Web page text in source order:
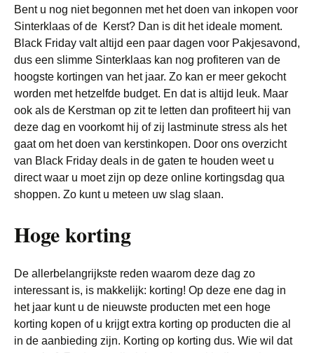
Bent u nog niet begonnen met het doen van inkopen voor
Sinterklaas of de Kerst? Dan is dit het ideale moment.
Black Friday valt altijd een paar dagen voor Pakjesavond,
dus een slimme Sinterklaas kan nog profiteren van de
hoogste kortingen van het jaar. Zo kan er meer gekocht
worden met hetzelfde budget. En dat is altijd leuk. Maar
ook als de Kerstman op zit te letten dan profiteert hij van
deze dag en voorkomt hij of zij lastminute stress als het
gaat om het doen van kerstinkopen. Door ons overzicht
van Black Friday deals in de gaten te houden weet u
direct waar u moet zijn op deze online kortingsdag qua
shoppen. Zo kunt u meteen uw slag slaan.
Hoge korting
De allerbelangrijkste reden waarom deze dag zo
interessant is, is makkelijk: korting! Op deze ene dag in
het jaar kunt u de nieuwste producten met een hoge
korting kopen of u krijgt extra korting op producten die al
in de aanbieding zijn. Korting op korting dus. Wie wil dat